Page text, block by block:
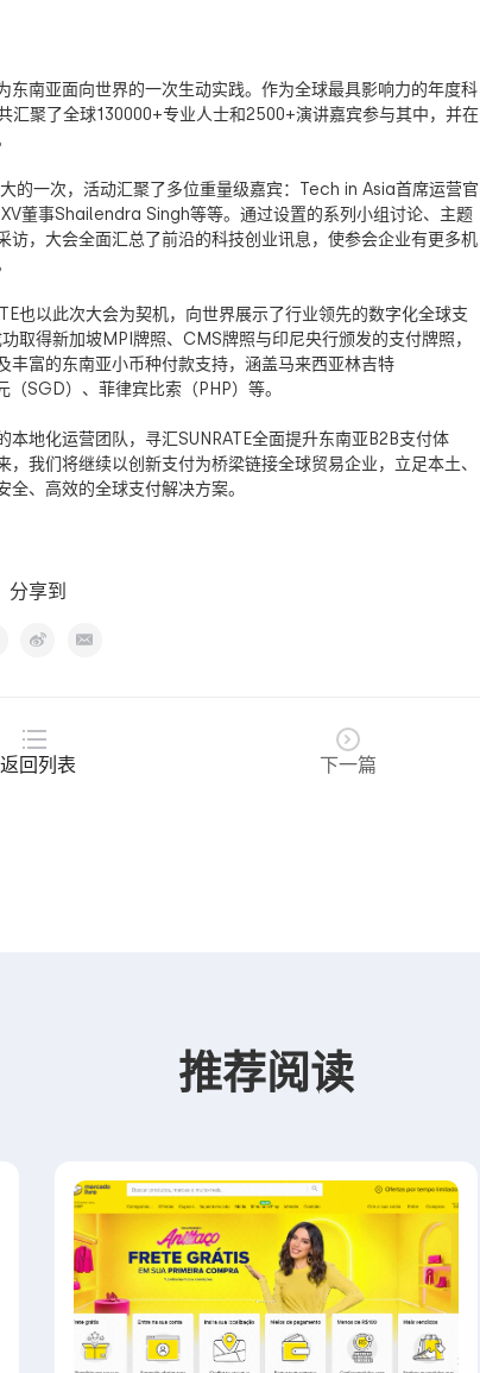
南亚面向世界的一次生动实践。作为全球最具影响力的年度科
汇聚了全球130000+专业人士和2500+演讲嘉宾参与其中，并在
的一次，活动汇聚了多位重量级嘉宾： Tech in Asia首席运营官
董事Shailendra Singh等等。通过设置的系列小组讨论、主题
，大会全面汇总了前沿的科技创业讯息，使参会企业有更多机
也以此次大会为契机，向世界展示了行业领先的数字化全球支
取得新加坡MPI牌照、 CMS牌照与印尼央行颁发的支付牌照，
富的东南亚小币种付款支持，涵盖马来西亚林吉特
（SGD）、菲律宾比索（PHP）等。
本地化运营团队，寻汇SUNRATE全面提升东南亚B2B支付体
我们将继续以创新支付为桥梁链接全球贸易企业，立足本土、
、高效的全球支付解决方案。
分享到
返回列表 下一篇
推荐阅读